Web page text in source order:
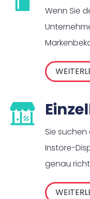
Wenn Sie
Sie
Instore-
genau